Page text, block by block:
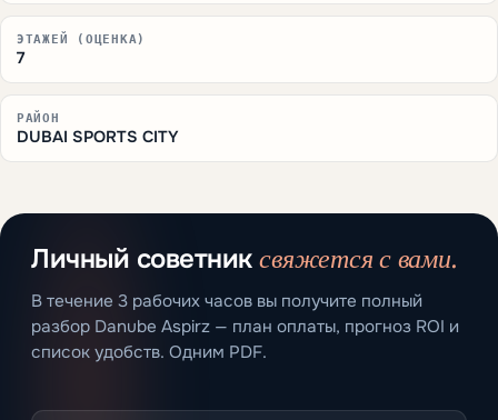
ЭТАЖЕЙ (ОЦЕНКА)
7
РАЙОН
DUBAI SPORTS CITY
Личный советниксвяжется с вами.
В течение 3 рабочих часов вы получите полный
разбор Danube Aspirz — план оплаты, прогноз ROI и
список удобств. Одним PDF.